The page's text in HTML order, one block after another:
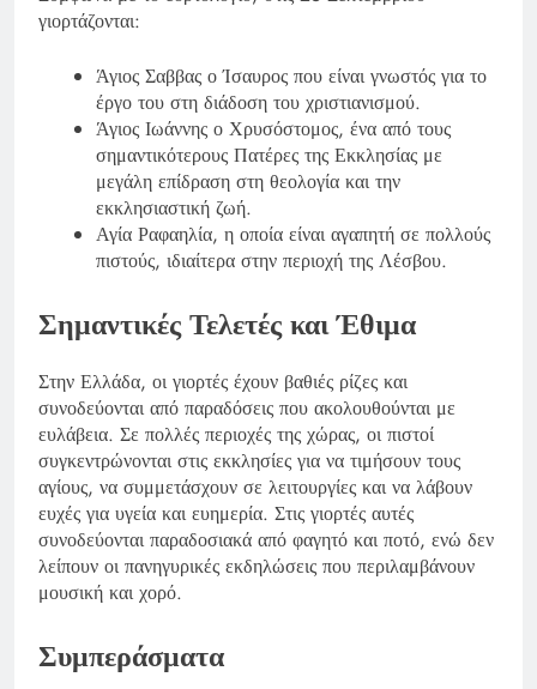
γιορτάζονται:
Άγιος Σαββας ο Ίσαυρος που είναι γνωστός για το
έργο του στη διάδοση του χριστιανισμού.
Άγιος Ιωάννης ο Χρυσόστομος, ένα από τους
σημαντικότερους Πατέρες της Εκκλησίας με
μεγάλη επίδραση στη θεολογία και την
εκκλησιαστική ζωή.
Αγία Ραφαηλία, η οποία είναι αγαπητή σε πολλούς
πιστούς, ιδιαίτερα στην περιοχή της Λέσβου.
Σημαντικές Τελετές και Έθιμα
Στην Ελλάδα, οι γιορτές έχουν βαθιές ρίζες και
συνοδεύονται από παραδόσεις που ακολουθούνται με
ευλάβεια. Σε πολλές περιοχές της χώρας, οι πιστοί
συγκεντρώνονται στις εκκλησίες για να τιμήσουν τους
αγίους, να συμμετάσχουν σε λειτουργίες και να λάβουν
ευχές για υγεία και ευημερία. Στις γιορτές αυτές
συνοδεύονται παραδοσιακά από φαγητό και ποτό, ενώ δεν
λείπουν οι πανηγυρικές εκδηλώσεις που περιλαμβάνουν
μουσική και χορό.
Συμπεράσματα